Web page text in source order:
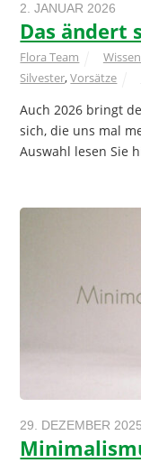
2. JANUAR 2026
Das ändert
Flora Team
Silvester,Vorsätze
Auch 2026 bringt
sich, die uns mal
Auswahl lesen Sie
29. DEZEMBER 2025